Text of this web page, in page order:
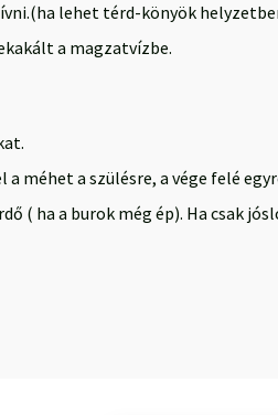
lehet térd-könyök
a magzatvízbe.
méhet a szülésre, a vége felé
( ha a burok még ép). Ha csak